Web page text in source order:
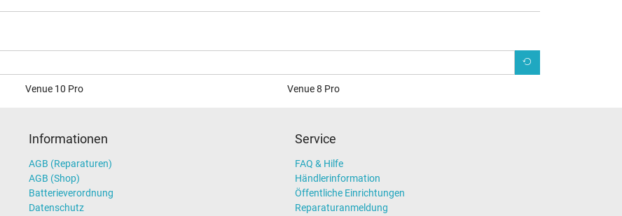
Venue 10 Pro Venue 8 Pro
Informationen
AGB (Reparaturen)
AGB (Shop)
Batterieverordnung
Datenschutz
Service
FAQ & Hilfe
Händlerinformation
Öffentliche Einrichtungen
Reparaturanmeldung